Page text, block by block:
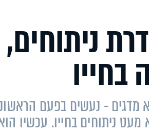
ניתוחים,
מדגים - נעשים בפעם
ניתוחים בחייו. עכשיו